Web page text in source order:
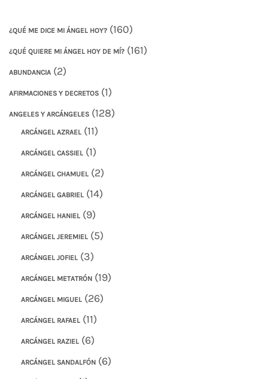
¿QUÉ ME DICE MI ÁNGEL HOY? (160)
¿QUÉ QUIERE MI ÁNGEL HOY DE MÍ? (161)
ABUNDANCIA (2)
AFIRMACIONES Y DECRETOS (1)
ANGELES Y ARCÁNGELES (128)
ARCÁNGEL AZRAEL (11)
ARCÁNGEL CASSIEL (1)
ARCÁNGEL CHAMUEL (2)
ARCÁNGEL GABRIEL (14)
ARCÁNGEL HANIEL (9)
ARCÁNGEL JEREMIEL (5)
ARCÁNGEL JOFIEL (3)
ARCÁNGEL METATRÓN (19)
ARCÁNGEL MIGUEL (26)
ARCÁNGEL RAFAEL (11)
ARCÁNGEL RAZIEL (6)
ARCÁNGEL SANDALFÓN (6)